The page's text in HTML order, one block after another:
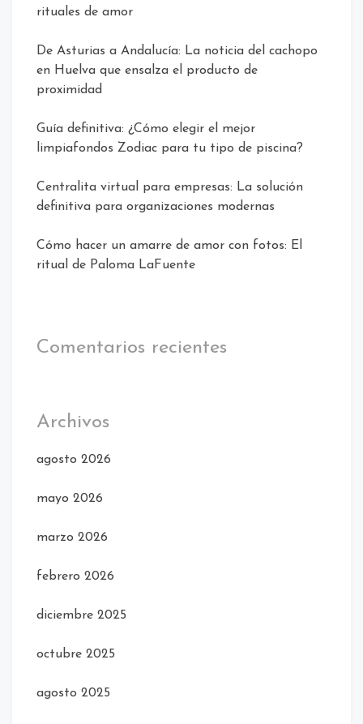
rituales de amor
De Asturias a Andalucía: La noticia del cachopo
en Huelva que ensalza el producto de
proximidad
Guía definitiva: ¿Cómo elegir el mejor
limpiafondos Zodiac para tu tipo de piscina?
Centralita virtual para empresas: La solución
definitiva para organizaciones modernas
Cómo hacer un amarre de amor con fotos: El
ritual de Paloma LaFuente
Comentarios recientes
Archivos
agosto 2026
mayo 2026
marzo 2026
febrero 2026
diciembre 2025
octubre 2025
agosto 2025